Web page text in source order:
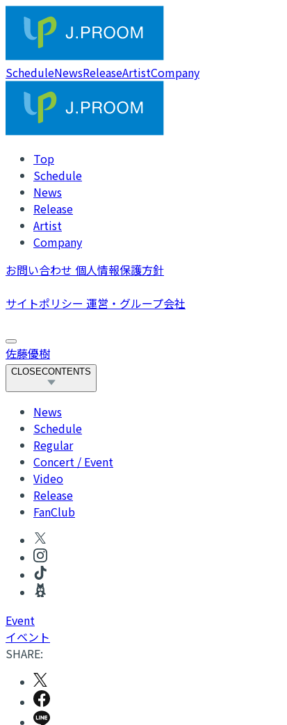
ScheduleNewsReleaseArtistCompany
Top
Schedule
News
Release
Artist
Company
お問い合わせ 個人情報保護方針
サイトポリシー 運営・グループ会社
佐藤優樹
CLOSECONTENTS
News
Schedule
Regular
Concert / Event
Video
Release
FanClub
Event
イベント
SHARE: